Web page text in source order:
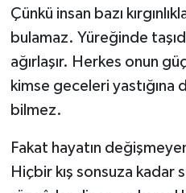
Çünkü insan bazı
bulamaz. Yüreğinde
ağırlaşır. Herkes onun
kimse geceleri yastığına
bilmez.
Fakat hayatın
Hiçbir kış sonsuza kadar